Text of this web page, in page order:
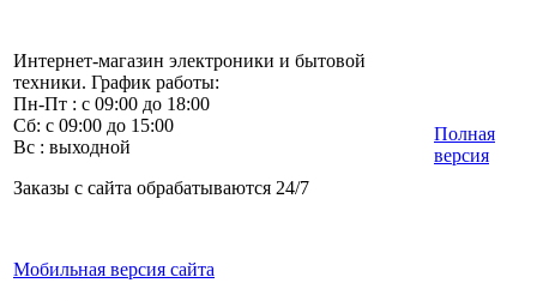
Интернет-магазин электроники и бытовой
техники. График работы:
Пн-Пт : с 09:00 до 18:00
Сб: с 09:00 до 15:00
Вс : выходной
Заказы с сайта обрабатываются 24/7
Мобильная версия сайта
Полная
версия